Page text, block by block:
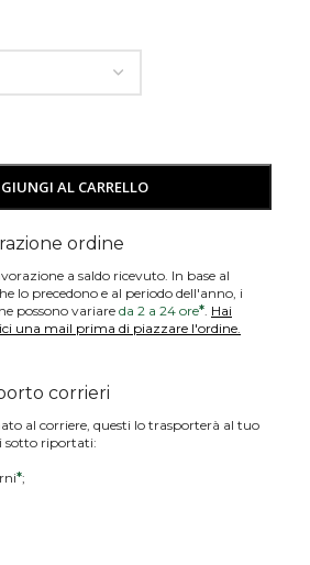
AL CARRELLO
ordine
a saldo ricevuto. In base al
lo precedono e al periodo dell'anno, i
possono variare da 2 a 24 ore*. Hai
una mail prima di piazzare l'ordine.
corrieri
al corriere, questi lo trasporterà al tuo
sotto riportati:
*;